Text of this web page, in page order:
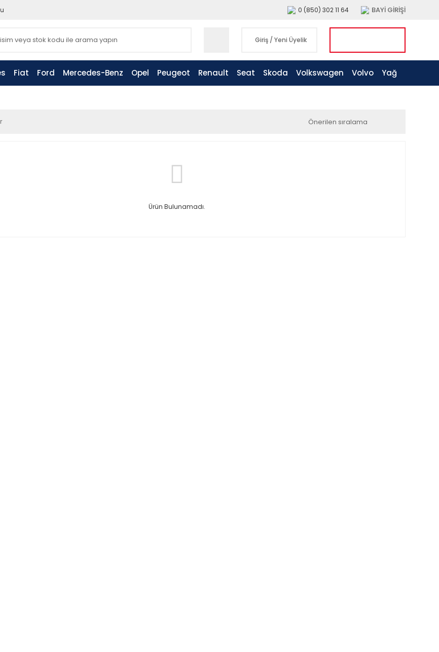
0 (850) 302 11 64 BAYİ GİRİŞİ
Giriş / Yeni Üyelik
Fiat Ford Mercedes-Benz Opel Peugeot Renault Seat Skoda Volkswagen Volvo Yağ
Ürün Bulunamadı.